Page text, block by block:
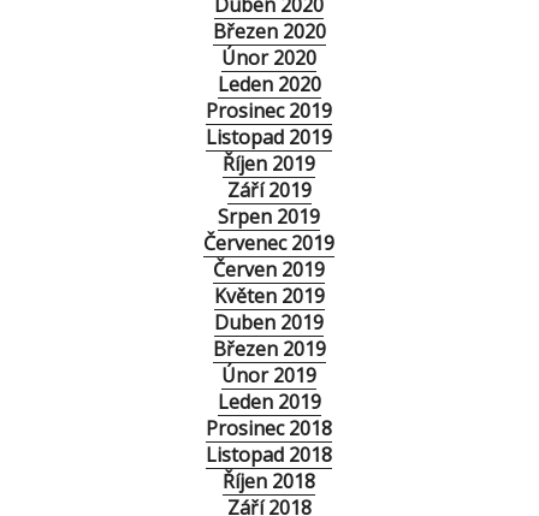
Březen 2020
Únor 2020
Leden 2020
Prosinec 2019
Listopad 2019
Říjen 2019
Září 2019
Srpen 2019
Červenec 2019
Červen 2019
Květen 2019
Duben 2019
Březen 2019
Únor 2019
Leden 2019
Prosinec 2018
Listopad 2018
Říjen 2018
Září 2018